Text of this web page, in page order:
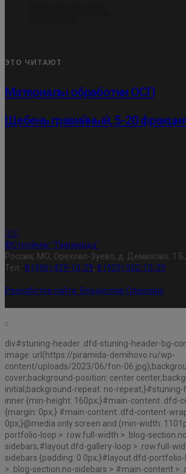
ЭТО ЧИТАЮТ
Материалы обработки ОСП
Щебень гравийный, 5-20
©Строймаг "Пирамида"
Россия, МО, Орехово-Зуево, д. Демихово, 1 Б;
Тел.: 8 (496) 429-10-29, 8 (929) 502-10-29
Разработка сайта: Владислав Олерских
div#stuning-header .dfd-stuning-header-bg-
image: url(https://piramida-demihovo.ru/wp-
content/uploads/2023/06/fon-
cover;background-position: center
initial;background-repeat: no-repeat;}#stuning-
inner {min-height: 160px;}#main-content .dfd-
{margin: 0px;} #main-content .dfd-content-
0px;}@media only screen and (min-width:
portfolio-loop > .row.full-width > .blog-
sidebars,#layout.dfd-gallery-loop > .row.full-
sidebars {padding: 0 0px;}#layout.dfd-
> .blog-section.no-sidebars > #main-content >